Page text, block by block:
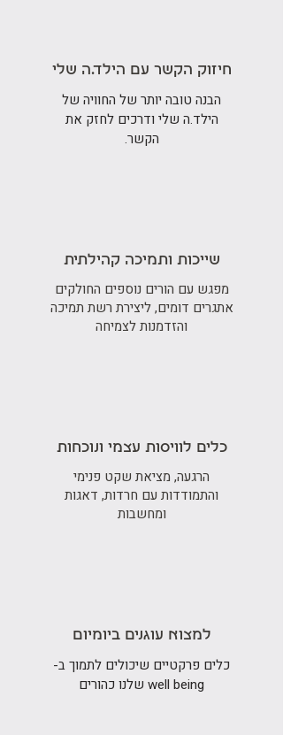
חיזוק הקשר עם הילד.ה שלי
הבנה טובה יותר של החוויה של
הילד.ה שלי ודרכים לחזק את
הקשר.
שייכות ותמיכה קהילתית
מפגש עם הורים נוספים החולקים
אתגרים דומים, ליצירת רשת תמיכה
והזדמנות לצמיחה
כלים לוויסות עצמי ונוכחות
הרגעה, מציאת שקט פנימי
והתמודדות עם חרדות, דאגות
ומחשבות
למצוא עוגנים ביומיום
כלים פרקטיים שיכולים לתמוך ב-
well being שלנו כהורים